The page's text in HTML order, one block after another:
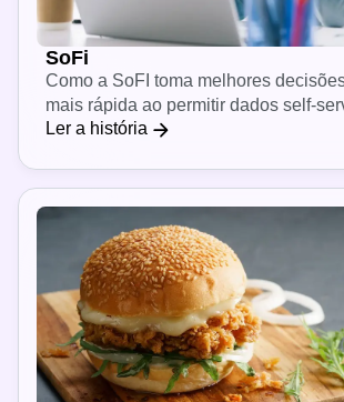
SoFi
Como a SoFI toma melhores
mais rápida ao permitir dados self-
Ler a história